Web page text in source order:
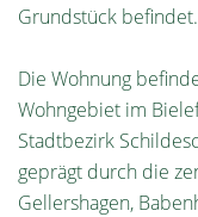
Grundstück befindet.
Die Wohnung
Wohngebiet im
Stadtbezirk
geprägt durch die
Gellershagen,